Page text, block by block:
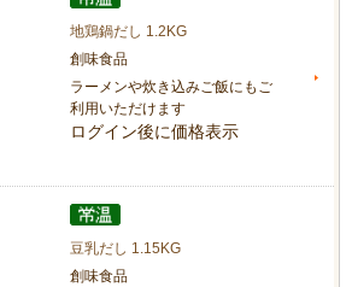
地鶏鍋だし 1.2KG
創味食品
ラーメンや炊き込みご飯にもご
利用いただけます
ログイン後に価格表示
豆乳だし 1.15KG
創味食品